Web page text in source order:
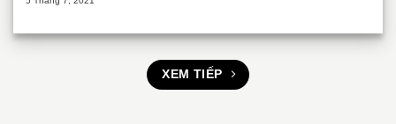
XEM TIẾP